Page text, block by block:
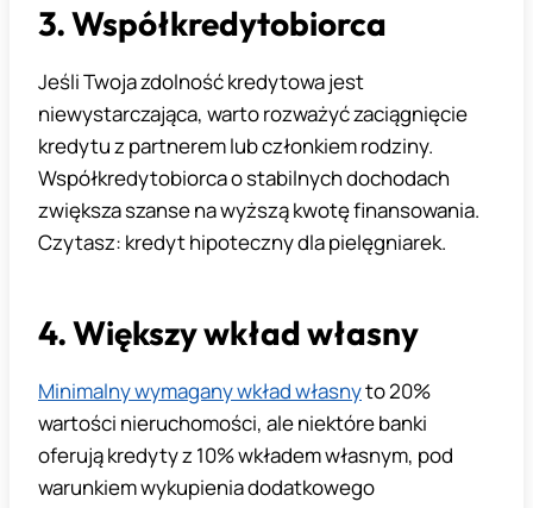
3. Współkredytobiorca
Jeśli Twoja zdolność kredytowa jest
niewystarczająca, warto rozważyć zaciągnięcie
kredytu z partnerem lub członkiem rodziny.
Współkredytobiorca o stabilnych dochodach
zwiększa szanse na wyższą kwotę finansowania.
Czytasz: kredyt hipoteczny dla pielęgniarek.
4. Większy wkład własny
Minimalny wymagany wkład własnyto 20%
wartości nieruchomości, ale niektóre banki
oferują kredyty z 10% wkładem własnym, pod
warunkiem wykupienia dodatkowego